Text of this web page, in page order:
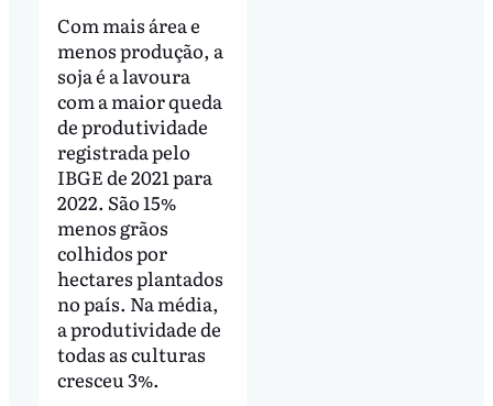
Com mais área e
menos produção, a
soja é a lavoura
com a maior queda
de produtividade
registrada pelo
IBGE de 2021 para
2022. São 15%
menos grãos
colhidos por
hectares plantados
no país. Na média,
a produtividade de
todas as culturas
cresceu 3%.